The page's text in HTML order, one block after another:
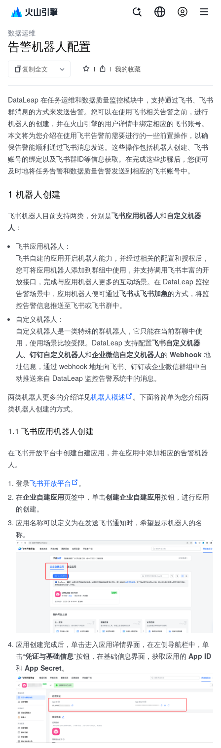
大数据研发治理套件
数据运维
告警机器人配置
复制全文 我的收藏
DataLeap 在任务运维和数据质量监控模块中，支持通过飞书、飞书
群消息的方式来发送告警。您可以在使用飞书相关告警之前，进行
机器人的创建，并在火山引擎的用户详情中绑定相应的飞书账号。
本文将为您介绍在使用飞书告警前需要进行的一些前置操作，以确
保告警能顺利通过飞书消息发送。这些操作包括机器人创建、飞书
账号的绑定以及飞书群ID等信息获取。在完成这些步骤后，您便可
及时地将任务告警和数据质量告警发送到相应的飞书账号中。
1 机器人创建
飞书机器人目前支持两类，分别是飞书应用机器人和自定义机器
人 ：
飞书应用机器人：
飞书自建的应用开启机器人能力，并经过相关的配置和授权后，
您可将应用机器人添加到群组中使用，并支持调用飞书丰富的开
放接口，完成与应用机器人更多的互动场景。在 DataLeap 监控
告警场景中，应用机器人便可通过飞书或飞书加急的方式，将监
控告警信息推送至飞书或飞书群中。
自定义机器人：
自定义机器人是一类特殊的群机器人，它只能在当前群聊中使
用，使用场景比较受限。DataLeap 支持配置飞书自定义机器
人、钉钉自定义机器人和企业微信自定义机器人的 Webhook 地
址信息，通过 webhook 地址向飞书、钉钉或企业微信群组中自
动推送来自 DataLeap 监控告警系统中的消息。
两类机器人更多的介绍详见机器人概述
。下面将简单为您介绍两
类机器人创建的方式。
1.1 飞书应用机器人创建
在飞书开放平台中创建自建应用，并在应用中添加相应的告警机器
人。
登录飞书开放平台
。
在企业自建应用页签中，单击创建企业自建应用按钮，进行应用
的创建。
应用名称可以定义为在发送飞书通知时，希望显示机器人的名
称。
应用创建完成后，单击进入应用详情界面，在左侧导航栏中，单
击“凭证与基础信息”按钮，在基础信息界面，获取应用的 App ID
和 App Secret。